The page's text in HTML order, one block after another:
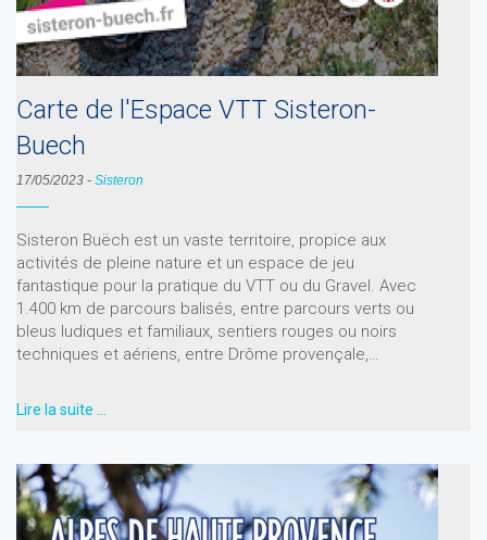
Carte de l'Espace VTT Sisteron-
Buech
17/05/2023 - Sisteron
Sisteron Buëch est un vaste territoire, propice aux
activités de pleine nature et un espace de jeu
fantastique pour la pratique du VTT ou du Gravel. Avec
1.400 km de parcours balisés, entre parcours verts ou
bleus ludiques et familiaux, sentiers rouges ou noirs
techniques et aériens, entre Drôme provençale,…
Lire la suite …